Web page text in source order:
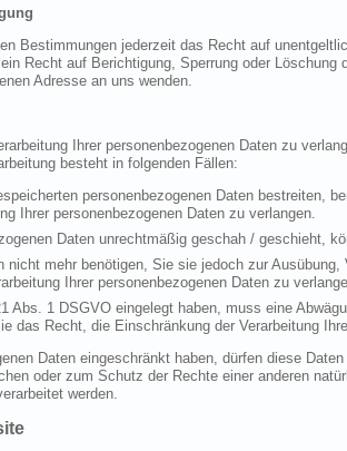
Bestimmungen jederzeit das Recht auf
Recht auf Berichtigung, Sperrung oder
Adresse an uns wenden.
Ihrer personenbezogenen Daten zu
besteht in folgenden Fällen:
personenbezogenen Daten bestreiten,
Ihrer personenbezogenen Daten zu verlangen.
Daten unrechtmäßig geschah / geschieht,
nicht mehr benötigen, Sie sie jedoch zur
Ihrer personenbezogenen Daten zu
Abs. 1 DSGVO eingelegt haben, muss eine
das Recht, die Einschränkung der Verarbeitung
Daten eingeschränkt haben, dürfen diese
oder zum Schutz der Rechte einer anderen
werden.